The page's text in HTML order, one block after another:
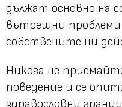
дължат основно на
вътрешни проблеми
собствените ни
Никога не
поведение и се
здравословни